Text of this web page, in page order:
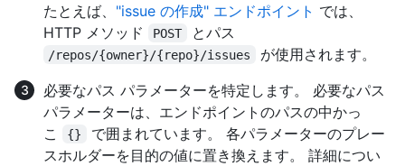
たとえば、 "issue の作成" エンドポイント では、
HTTP メソッド
POST とパス
/repos/{owner}/{repo}/issues
が使用されます。
必要なパス パラメーターを特定します。 必要なパス
パラメーターは、エンドポイントのパスの中かっ
こ
{}
で囲まれています。 各パラメーターのプレー
スホルダーを目的の値に置き換えます。 詳細につい